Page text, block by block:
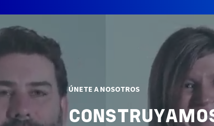
ÚNETE A NOSOTROS